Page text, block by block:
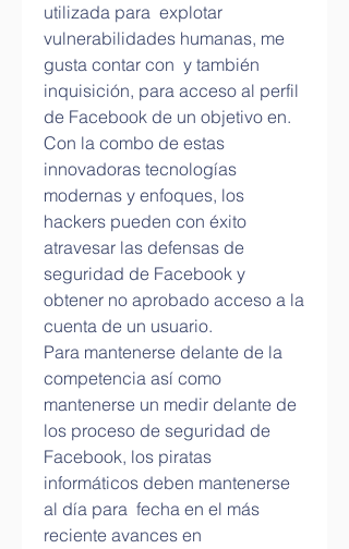
utilizada para  explotar
vulnerabilidades humanas, me
gusta contar con  y también
inquisición, para acceso al perfil
de Facebook de un objetivo en.
Con la combo de estas
innovadoras tecnologías
modernas y enfoques, los
hackers pueden con éxito
atravesar las defensas de
seguridad de Facebook y
obtener no aprobado acceso a la
cuenta de un usuario.
Para mantenerse delante de la
competencia así como
mantenerse un medir delante de
los proceso de seguridad de
Facebook, los piratas
informáticos deben mantenerse
al día para  fecha en el más
reciente avances en